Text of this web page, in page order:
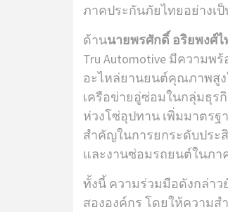
ภาคประกันภัยไทยอย่างเ
ด้านนายพรศักดิ์ อริยพงศ์
Tru Automotive มีความ
อะไหล่ยานยนต์คุณภาพสูง
เครือข่ายอู่ซ่อมในกลุ่มธุร
ห่วงโซ่อุปทาน เพิ่มมาตรฐ
สำคัญในการยกระดับประ
และงานซ่อมรถยนต์ในภา
ทั้งนี้ ความร่วมมือดังกล่าว
สององค์กร โดยให้ความ